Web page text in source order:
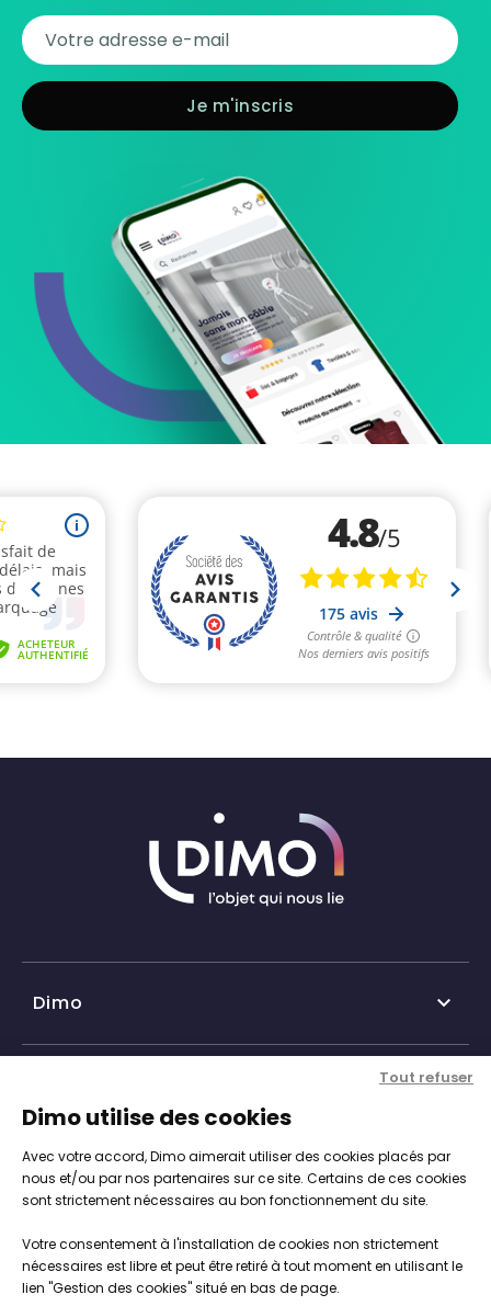
Dimo utilise des cookies
Avec votre accord, Dimo aimerait utiliser des cookies placés par
nous et/ou par nos partenaires sur ce site. Certains de ces cookies
sont strictement nécessaires au bon fonctionnement du site.
Votre consentement à l'installation de cookies non strictement
nécessaires est libre et peut être retiré à tout moment en utilisant le
lien "Gestion des cookies" situé en bas de page.
Tout refuser
Dimo 
Historique DIMO
Nos agences
Catalogue objets publicitaires

Expertise, conseil et service client
Personnalisation de vos objets
Engagements, Normes & Sécurité
Studios PAO intégré
Informations 
CGV
Mentions légales
Notre démarche RSE 